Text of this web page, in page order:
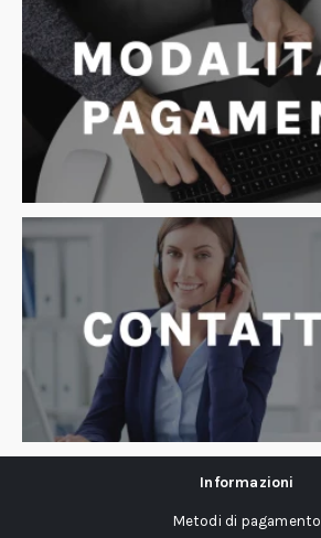
Informazioni
Metodi di pagamento